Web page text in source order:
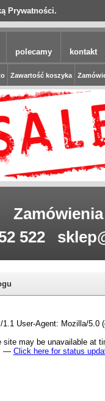
Prywatności.
polecamy kontakt
Zawartość koszyka
522